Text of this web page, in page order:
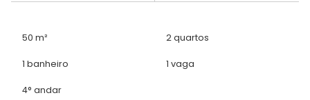
50 m² 2 quartos
1 banheiro 1 vaga
4° andar